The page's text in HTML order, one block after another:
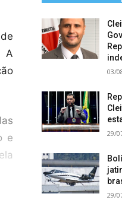
A
e
03/
29/
29/